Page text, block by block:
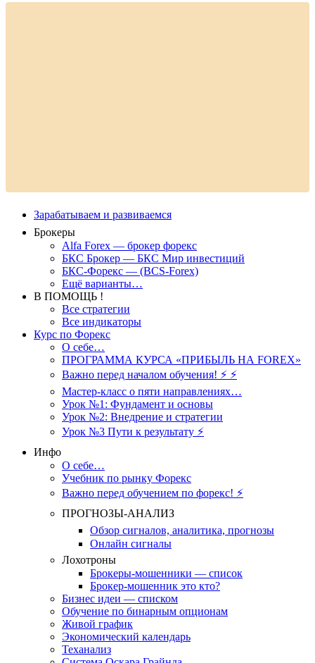
Зарабатываем и развиваемся
Брокеры
Alfa Forex — брокер форекс
БКС Брокер — БКС Мир инвестиций
БКС-Форекс — (BCS-Forex)
Ещё варианты…
В ПОМОЩЬ !
Все стратегии
Все индикаторы
Курс по Форекс
О себе…
ПРОГРАММА КУРСА «ПРИБЫЛЬ НА FOREX»
Важно перед началом обучения! ⚡ ⚡
Мастер-класс о пяти направлениях…
Урок №1: Фундамент и основы
Урок №2: Внедрение и стратегии
Урок №3 Пути к результату ⚡️
Инфо
О себе…
Учебник по рынку Форекс
Важно перед обучением по форекс! ⚡
ПРОГНОЗЫ-АНАЛИЗ
Обзор сигналов, аналитика, прогнозы
Онлайн сигналы
Лохотроны
Брокеры-мошенники — список
Брокер-мошенник это кто?
Бизнес идеи — списком
Обучение по бинарным опционам
Живой график
Экономический календарь
Теханализ